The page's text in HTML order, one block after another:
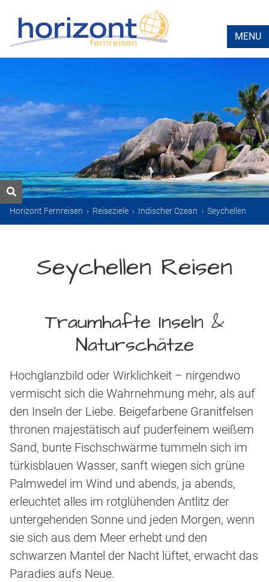
MENU
Horizont Fernreisen › Reiseziele › Indischer Ozean › Seychellen
Seychellen Reisen
Traumhafte Inseln &
Naturschätze
Hochglanzbild oder Wirklichkeit – nirgendwo
vermischt sich die Wahrnehmung mehr, als auf
den Inseln der Liebe. Beigefarbene Granitfelsen
thronen majestätisch auf puderfeinem weißem
Sand, bunte Fischschwärme tummeln sich im
türkisblauen Wasser, sanft wiegen sich grüne
Palmwedel im Wind und abends, ja abends,
erleuchtet alles im rotglühenden Antlitz der
untergehenden Sonne und jeden Morgen, wenn
sie sich aus dem Meer erhebt und den
schwarzen Mantel der Nacht lüftet, erwacht das
Paradies aufs Neue.